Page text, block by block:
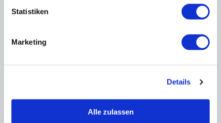
Statistiken
Marketing
Details
Alle zulassen
Mehr Neukunden, weniger Aufwand
Kaltakquise oder zusätzlichen Vertriebsstress.
Dein Team arbeitet fokussiert und muss nicht ständig
aus Projekten gerissen werden.